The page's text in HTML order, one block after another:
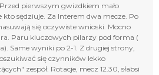
pierwszym gwizdkiem mało
kto sędziuje. Za Interem dwa mecze. Po
się oczywiste wnioski. Mocno
Paru kluczowych pilarzy pod forma (
Same wyniki po 2-1. Z drugiej strony,
się czynników lekko
zespół. Rotacje, mecz 12.30, słabsi